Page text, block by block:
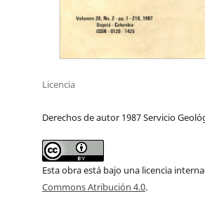
Licencia
Derechos de autor 1987 Servicio
Esta obra está bajo una licencia
Commons Atribución 4.0.